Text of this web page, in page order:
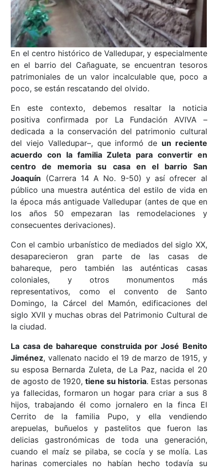
En el centro histórico de Valledupar, y especialmente
en el barrio del Cañaguate, se encuentran tesoros
patrimoniales de un valor incalculable que, poco a
poco, se están rescatando del olvido.
En este contexto, debemos resaltar la noticia
positiva confirmada por La Fundación AVIVA –
dedicada a la conservación del patrimonio cultural
del viejo Valledupar–, que informó de un reciente
acuerdo con la familia Zuleta para convertir en
centro de memoria su casa en el barrio San
Joaquín (Carrera 14 A No. 9-50) y así ofrecer al
público una muestra auténtica del estilo de vida en
la época más antiguade Valledupar (antes de que en
los años 50 empezaran las remodelaciones y
consecuentes derivaciones).
Con el cambio urbanístico de mediados del siglo XX,
desaparecieron gran parte de las casas de
bahareque, pero también las auténticas casas
coloniales, y otros monumentos más
representativos, como el convento de Santo
Domingo, la Cárcel del Mamón, edificaciones del
siglo XVII y muchas obras del Patrimonio Cultural de
la ciudad.
La casa de bahareque construida por José Benito
Jiménez, vallenato nacido el 19 de marzo de 1915, y
su esposa Bernarda Zuleta, de La Paz, nacida el 20
de agosto de 1920, tiene su historia. Estas personas
ya fallecidas, formaron un hogar para criar a sus 8
hijos, trabajando él como jornalero en la finca El
Cerrito de la familia Pupo, y ella vendiendo
arepuelas, buñuelos y pastelitos que fueron las
delicias gastronómicas de toda una generación,
cuando el maíz se pilaba, se cocía y se molía. Las
harinas comerciales no habían hecho todavía su